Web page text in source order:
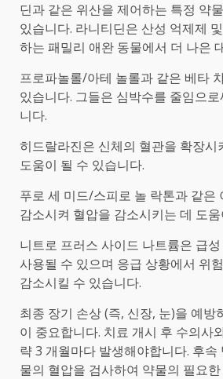
딘과 같은 위산을 제어하는 ​​특정 약
있습니다. 라니티딘은 산성 억제제
하는 패밀리 애완 동물에서 더 나은
프로파놀롤/아테 놀롤과 같은 베타
있습니다. 그들은 심박수를 줄임으
니다.
히드랄라진은 신체의 혈관을 확장시
도움이 될 수 있습니다.
푸로 세 미드/스피로 놀 락톤과 같은
감소시켜 혈압을 감소시키는 데 도
니트로 프러스 사이드 나트륨은 급
사용될 수 있으며 응급 상황에서 위
감소시킬 수 있습니다.
최종 장기 손상 (즉, 신장, 눈)을 예방
이 중요합니다. 치료 개시 후 수의사
략 3 개월마다 발생해야합니다. 후속
물의 혈압을 검사하여 약물의 필요